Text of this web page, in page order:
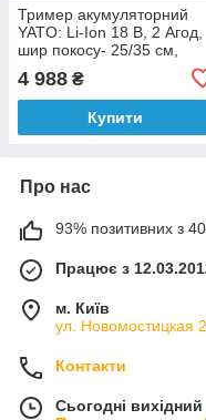
Тример акумуляторний
YATO: Li-Ion 18 В, 2 Агод,
шир покосу- 25/35 см,
4 988 ₴
Купити
Про нас
93% позитивних з
Працює з
м. Київ
ул. Новомостицкая
Контакти
Сьогодні вихідний